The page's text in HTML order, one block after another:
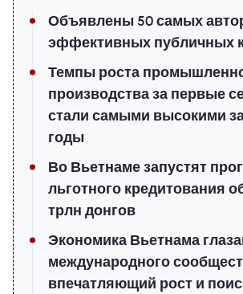
Объявлены 50 самых
эффективных публичных
Темпы роста
производства за первые
стали самыми высокими
годы
Во Вьетнаме запустят
льготного кредитования
трлн донгов
Экономика Вьетнама
международного
впечатляющий рост и